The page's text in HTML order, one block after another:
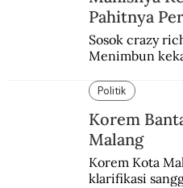
Pahitnya
Sosok crazy
Menimbun
Politik
Korem
Malang
Korem Kota
klarifikasi